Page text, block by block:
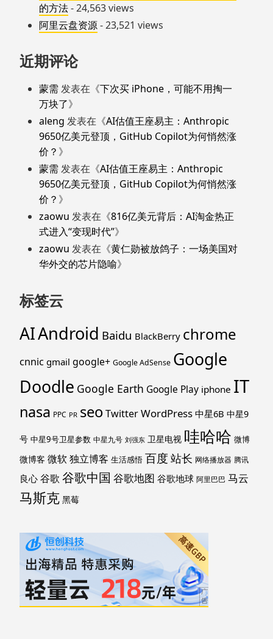
的方法- 24,563 views
阿里云盘资源- 23,521 views
近期评论
蒙需 发表在《下次买 iPhone，可能不用掏一
万块了》
aleng 发表在《AI估值王座易主：Anthropic
9650亿美元登顶，GitHub Copilot为何悄然涨
价？ 》
蒙需 发表在《AI估值王座易主：Anthropic
9650亿美元登顶，GitHub Copilot为何悄然涨
价？ 》
zaowu 发表在《816亿美元背后：AI淘金热正
式进入“变现时代”》
zaowu 发表在《黄仁勋被放鸽子：一场美国对
华外交的芯片隐喻》
标签云
AIAndroid Baidu BlackBerry chrome
cnnic gmail google+ Google AdSense Google
Doodle Google Earth Google Play iphone IT
nasa PPC PR seoTwitterWordPress 中星6B 中星9
号 中星9号卫星参数 中星九号 刘强东 卫星电视 哇哈哈 微博
微博客 微软独立博客 生活感悟 百度 站长 网络播放器 腾讯
良心 谷歌 谷歌中国 谷歌地图 谷歌地球 阿里巴巴 马云
马斯克 黑莓